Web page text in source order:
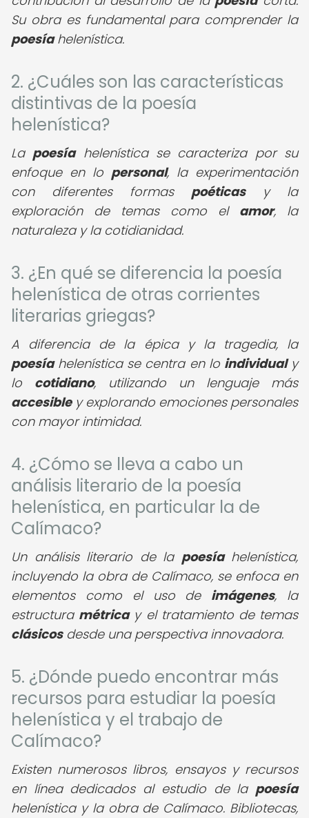
Su obra es fundamental para comprender la
poesíahelenística.
2. ¿Cuáles son las características
distintivas de la poesía
helenística?
La poesíahelenística se caracteriza por su
enfoque en lo personal, la experimentación
con diferentes formas poéticasy la
exploración de temas como el amor, la
naturaleza y la cotidianidad.
3. ¿En qué se diferencia la poesía
helenística de otras corrientes
literarias griegas?
A diferencia de la épica y la tragedia, la
poesíahelenística se centra en lo individualy
lo cotidiano, utilizando un lenguaje más
accesibley explorando emociones personales
con mayor intimidad.
4. ¿Cómo se lleva a cabo un
análisis literario de la poesía
helenística, en particular la de
Calímaco?
Un análisis literario de la poesíahelenística,
incluyendo la obra de Calímaco, se enfoca en
elementos como el uso de imágenes, la
estructura métricay el tratamiento de temas
clásicosdesde una perspectiva innovadora.
5. ¿Dónde puedo encontrar más
recursos para estudiar la poesía
helenística y el trabajo de
Calímaco?
Existen numerosos libros, ensayos y recursos
en línea dedicados al estudio de la poesía
helenística y la obra de Calímaco. Bibliotecas,